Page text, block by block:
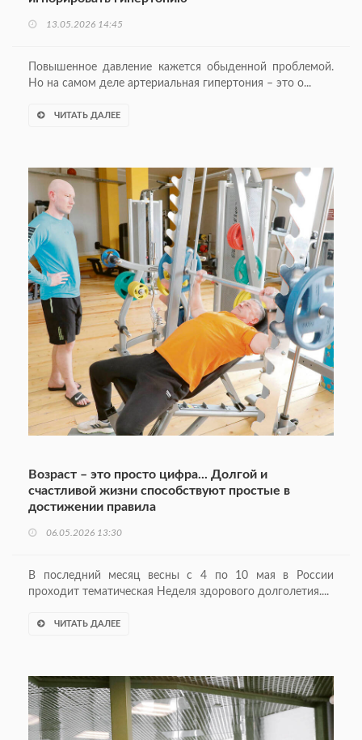
13.05.2026 14:45
Повышенное давление кажется обыденной проблемой.
Но на самом деле артериальная гипертония – это о...
ЧИТАТЬ ДАЛЕЕ
Возраст – это просто цифра... Долгой и
счастливой жизни способствуют простые в
достижении правила
06.05.2026 13:30
В последний месяц весны с 4 по 10 мая в России
проходит тематическая Неделя здорового долголетия....
ЧИТАТЬ ДАЛЕЕ